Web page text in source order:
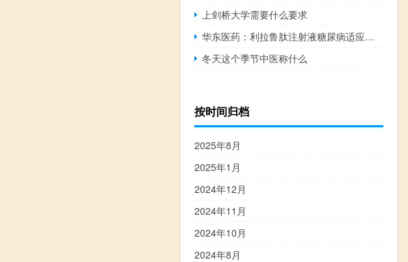
上剑桥大学需要什么要求
华东医药：利拉鲁肽注射液糖尿病适应症预计将于9月完成全部省份的挂网
冬天这个季节中医称什么
按时间归档
2025年8月
2025年1月
2024年12月
2024年11月
2024年10月
2024年8月